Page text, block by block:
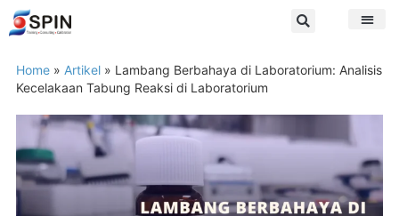
Home » Artikel » Lambang Berbahaya di Laboratorium: Analisis
Kecelakaan Tabung Reaksi di Laboratorium